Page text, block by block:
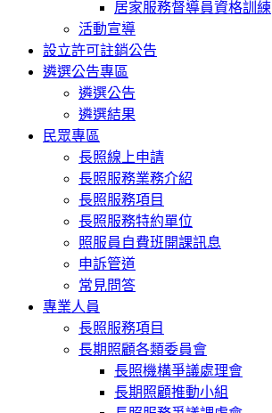
居家服務督導員資格訓練
活動宣導
設立許可註銷公告
遴選公告專區
遴選公告
遴選結果
民眾專區
長照線上申請
長照服務業務介紹
長照服務項目
長照服務特約單位
照服員自費班開課訊息
申訴管道
常見問答
專業人員
長照服務項目
長期照顧各類委員會
長照機構爭議處理會
長期照顧推動小組